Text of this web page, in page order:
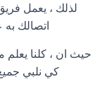
لذلك ، يعمل
اتصالك
حيث ان ، كلنا يعلم
كي نلبي